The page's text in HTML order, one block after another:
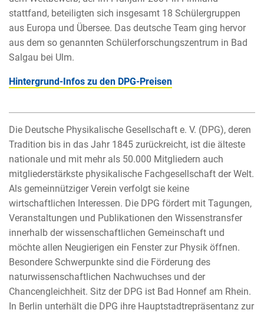
stattfand, beteiligten sich insgesamt 18 Schülergruppen
aus Europa und Übersee. Das deutsche Team ging hervor
aus dem so genannten Schülerforschungszentrum in Bad
Salgau bei Ulm.
Hintergrund-Infos zu den DPG-Preisen
Die Deutsche Physikalische Gesellschaft e. V. (DPG), deren
Tradition bis in das Jahr 1845 zurückreicht, ist die älteste
nationale und mit mehr als 50.000 Mitgliedern auch
mitgliederstärkste physikalische Fachgesellschaft der Welt.
Als gemeinnütziger Verein verfolgt sie keine
wirtschaftlichen Interessen. Die DPG fördert mit Tagungen,
Veranstaltungen und Publikationen den Wissenstransfer
innerhalb der wissenschaftlichen Gemeinschaft und
möchte allen Neugierigen ein Fenster zur Physik öffnen.
Besondere Schwerpunkte sind die Förderung des
naturwissenschaftlichen Nachwuchses und der
Chancengleichheit. Sitz der DPG ist Bad Honnef am Rhein.
In Berlin unterhält die DPG ihre Hauptstadtrepräsentanz zur